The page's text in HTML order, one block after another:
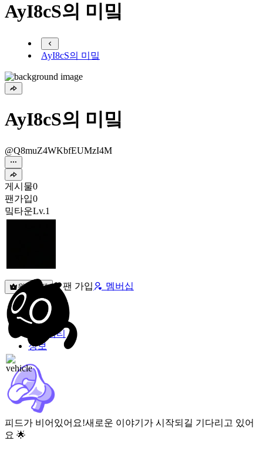
AyI8cS의 미밐
AyI8cS의 미밐
AyI8cS의 미밐
@Q8muZ4WKbfEUMzI4M
게시물0
팬가입0
밐타운Lv.1
원픽선택 팬 가입 멤버십
밐타운
피드
커뮤니티
정보
피드가 비어있어요!새로운 이야기가 시작되길 기다리고 있어
요 🌟